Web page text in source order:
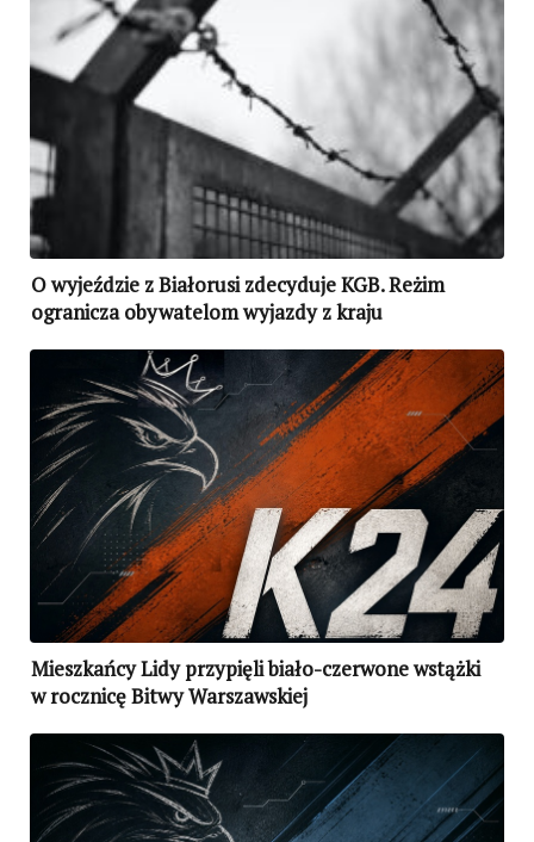
O wyjeździe z Białorusi zdecyduje KGB. Reżim
ogranicza obywatelom wyjazdy z kraju
Mieszkańcy Lidy przypięli biało-czerwone wstążki
w rocznicę Bitwy Warszawskiej